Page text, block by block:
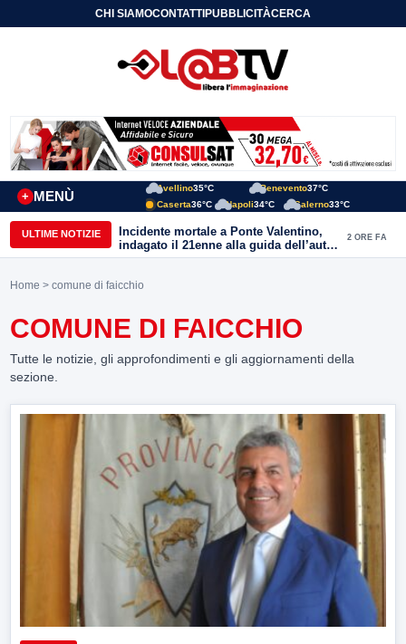
CHI SIAMOCONTATTIPUBBLICITÀCERCA
MENÙ
+
Avellino35°C Benevento37°C
Caserta36°C Napoli34°C Salerno33°C
ULTIME NOTIZIE
Incidente mortale a Ponte Valentino,
indagato il 21enne alla guida dell’auto:
ipotesi di duplice omicidio stradale
2 ORE FA
Home > comune di faicchio
COMUNE DI FAICCHIO
Tutte le notizie, gli approfondimenti e gli aggiornamenti della
sezione.